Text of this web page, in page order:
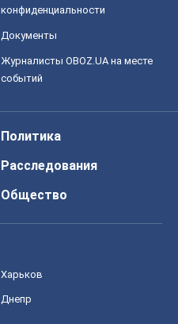
конфиденциальности
Документы
Журналисты OBOZ.UA на месте
событий
Политика
Расследования
Общество
Харьков
Днепр